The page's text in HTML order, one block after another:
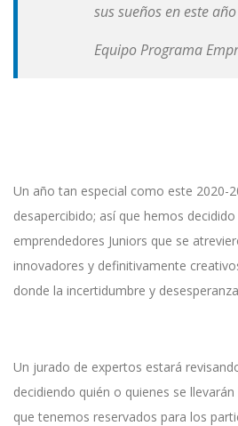
sus sueños en este
Equipo Programa
Un año tan especial como este 2020-
desapercibido; así que hemos
emprendedores Juniors que se
innovadores y definitivamente
donde la incertidumbre y
Un jurado de expertos estará
decidiendo quién o quienes se
que tenemos reservados para los